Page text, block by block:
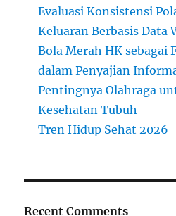
Evaluasi Konsistensi
Keluaran Berbasis Data
Bola Merah HK sebagai
dalam Penyajian
Pentingnya Olahraga
Kesehatan Tubuh
Tren Hidup Sehat 2026
Recent Comments